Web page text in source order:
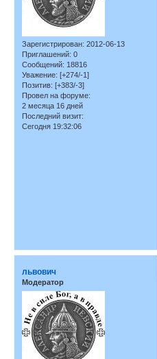
Зарегистрирован: 2012-06-13
Приглашений: 0
Сообщений: 18816
Уважение: [+274/-1]
Позитив: [+383/-3]
Провел на форуме:
2 месяца 16 дней
Последний визит:
Сегодня 19:32:06
львович
Модератор